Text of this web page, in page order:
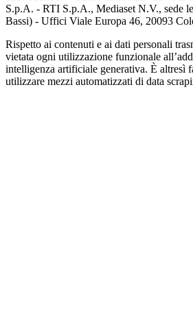
S.p.A. - RTI S.p.A., Mediaset N.V., sede
Bassi) - Uffici Viale Europa 46, 20093
Rispetto ai contenuti e ai dati personali
vietata ogni utilizzazione funzionale
intelligenza artificiale generativa. È altresì
utilizzare mezzi automatizzati di data